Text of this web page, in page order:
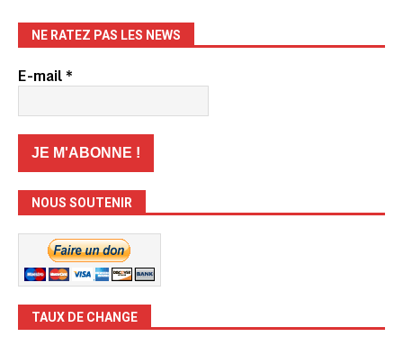
NE RATEZ PAS LES NEWS
E-mail*
NOUS SOUTENIR
TAUX DE CHANGE